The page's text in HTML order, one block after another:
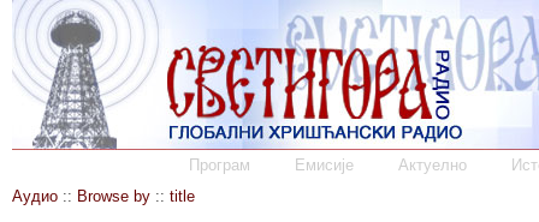
Програм Емисије Актуелно
Аудио :: Browse by :: title